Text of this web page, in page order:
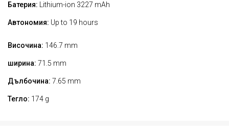
Батерия: Lithium-ion 3227 mAh
Автономия: Up to 19 hours
Височина: 146.7 mm
ширина: 71.5 mm
Дълбочина: 7.65 mm
Тегло: 174 g